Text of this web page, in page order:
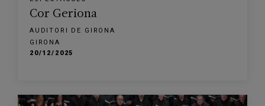
Cor Geriona
AUDITORI DE GIRONA
GIRONA
20/12/2025